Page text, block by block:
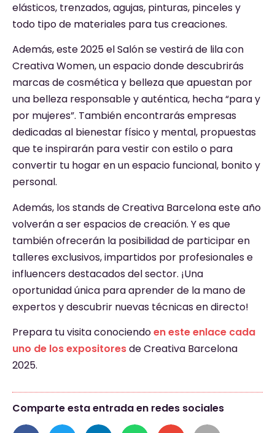
elásticos, trenzados, agujas, pinturas, pinceles y
todo tipo de materiales para tus creaciones.
Además, este 2025 el Salón se vestirá de lila con
Creativa Women, un espacio donde descubrirás
marcas de cosmética y belleza que apuestan por
una belleza responsable y auténtica, hecha “para y
por mujeres”. También encontrarás empresas
dedicadas al bienestar físico y mental, propuestas
que te inspirarán para vestir con estilo o para
convertir tu hogar en un espacio funcional, bonito y
personal.
Además, los stands de Creativa Barcelona este año
volverán a ser espacios de creación. Y es que
también ofrecerán la posibilidad de participar en
talleres exclusivos, impartidos por profesionales e
influencers destacados del sector. ¡Una
oportunidad única para aprender de la mano de
expertos y descubrir nuevas técnicas en directo!
Prepara tu visita conociendoeneste enlace cada
uno de los expositoresde Creativa Barcelona
2025.
Comparte esta entrada en redes sociales